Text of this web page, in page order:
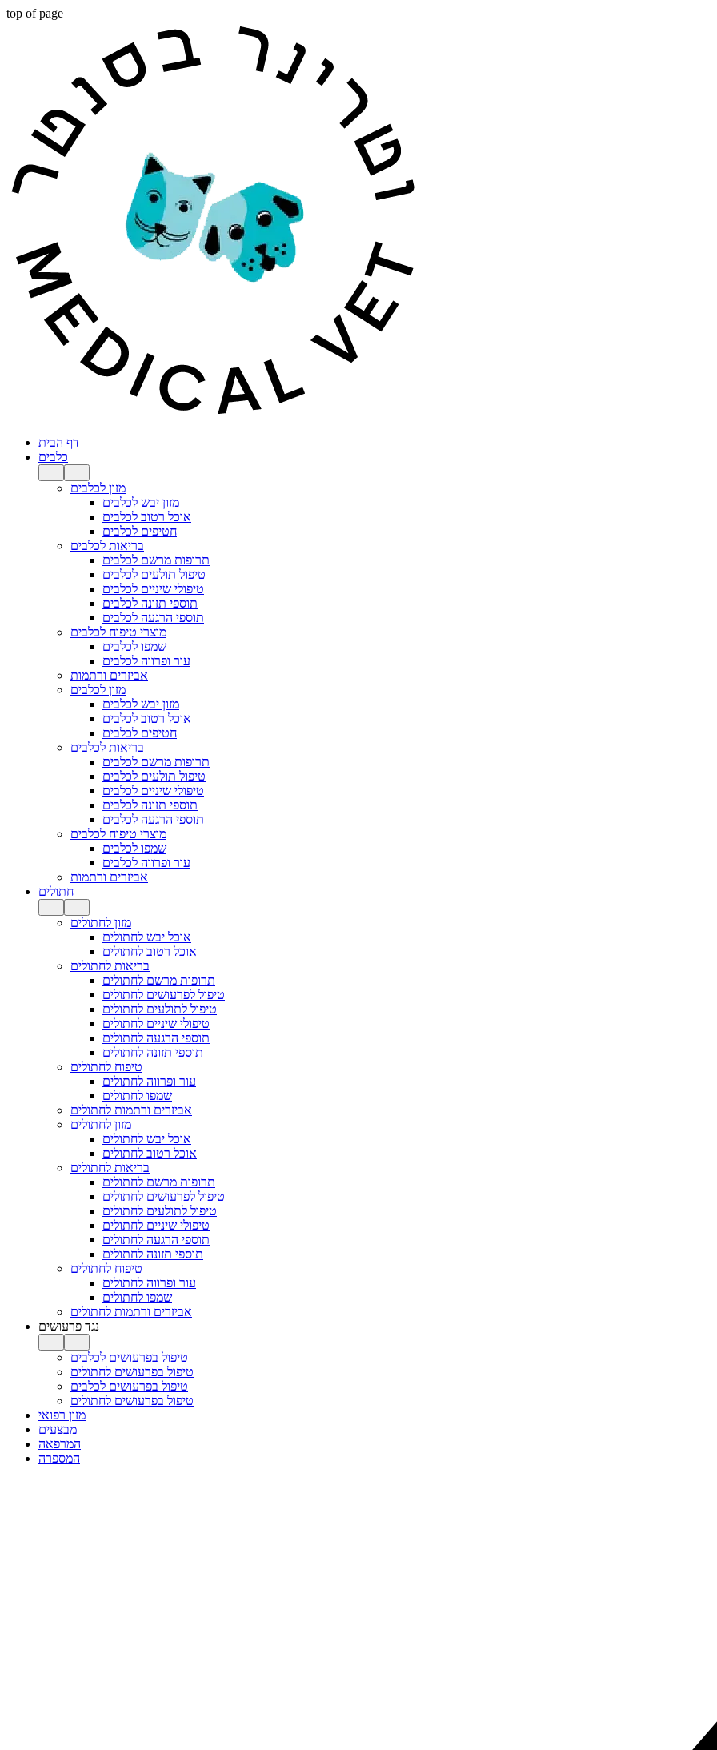
top of page
דף הבית
כלבים
מזון לכלבים
מזון יבש לכלבים
אוכל רטוב לכלבים
חטיפים לכלבים
בריאות לכלבים
תרופות מרשם לכלבים
טיפול תולעים לכלבים
טיפולי שיניים לכלבים
תוספי תזונה לכלבים
תוספי הרגעה לכלבים
מוצרי טיפוח לכלבים
שמפו לכלבים
עור ופרווה לכלבים
אביזרים ורתמות
מזון לכלבים
מזון יבש לכלבים
אוכל רטוב לכלבים
חטיפים לכלבים
בריאות לכלבים
תרופות מרשם לכלבים
טיפול תולעים לכלבים
טיפולי שיניים לכלבים
תוספי תזונה לכלבים
תוספי הרגעה לכלבים
מוצרי טיפוח לכלבים
שמפו לכלבים
עור ופרווה לכלבים
אביזרים ורתמות
חתולים
מזון לחתולים
אוכל יבש לחתולים
אוכל רטוב לחתולים
בריאות לחתולים
תרופות מרשם לחתולים
טיפול לפרעושים לחתולים
טיפול לתולעים לחתולים
טיפולי שיניים לחתולים
תוספי הרגעה לחתולים
תוספי תזונה לחתולים
טיפוח לחתולים
עור ופרווה לחתולים
שמפו לחתולים
אביזרים ורתמות לחתולים
מזון לחתולים
אוכל יבש לחתולים
אוכל רטוב לחתולים
בריאות לחתולים
תרופות מרשם לחתולים
טיפול לפרעושים לחתולים
טיפול לתולעים לחתולים
טיפולי שיניים לחתולים
תוספי הרגעה לחתולים
תוספי תזונה לחתולים
טיפוח לחתולים
עור ופרווה לחתולים
שמפו לחתולים
אביזרים ורתמות לחתולים
נגד פרעושים
טיפול בפרעושים לכלבים
טיפול בפרעושים לחתולים
טיפול בפרעושים לכלבים
טיפול בפרעושים לחתולים
מזון רפואי
מבצעים
המרפאה
המספרה